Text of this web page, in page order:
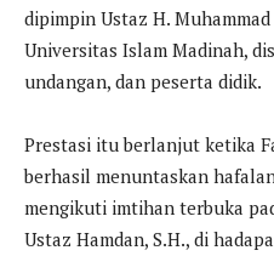
dipimpin Ustaz H.
Universitas Islam Madinah,
undangan, dan peserta didik.
Prestasi itu berlanjut ketika
berhasil menuntaskan
mengikuti imtihan terbuka
Ustaz Hamdan, S.H., di